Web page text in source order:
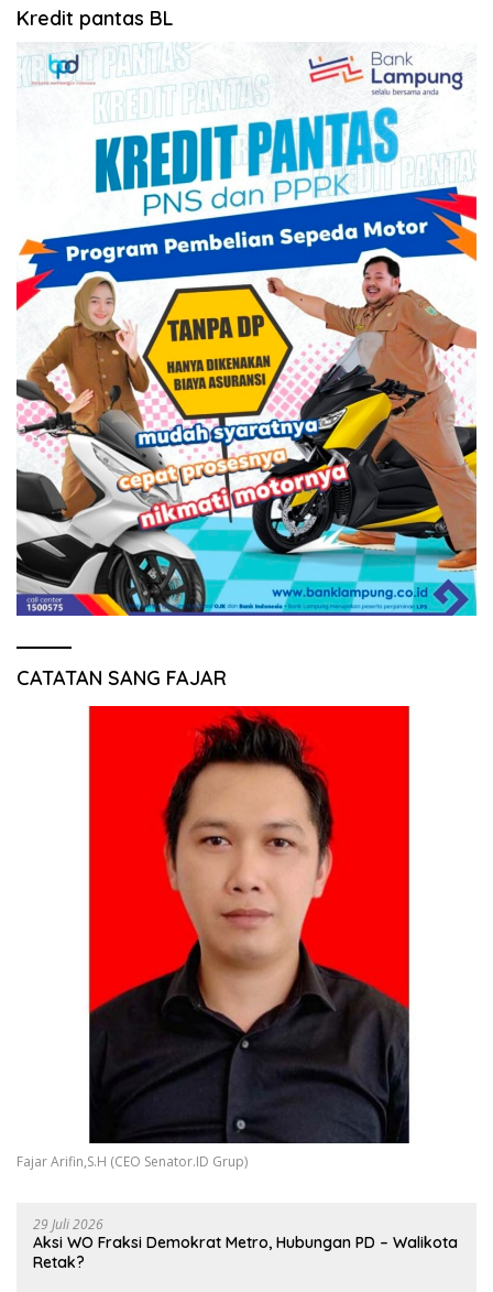
Kredit pantas BL
CATATAN SANG FAJAR
Fajar Arifin,S.H (CEO Senator.ID Grup)
29 Juli 2026
Aksi WO Fraksi Demokrat Metro, Hubungan PD – Walikota
Retak?